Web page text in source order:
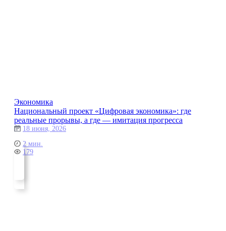
Экономика
Национальный проект «Цифровая экономика»: где
реальные прорывы, а где — имитация прогресса
18 июня, 2026
2 мин.
179